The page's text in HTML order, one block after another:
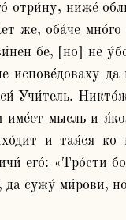
отри́ну, ниже́
же, оба́че
бе, [но] не
испове́доваху
Учи́тель.
мысль и
и тая́ся
его́: «Тро́сти
сужу́ ми́рови,